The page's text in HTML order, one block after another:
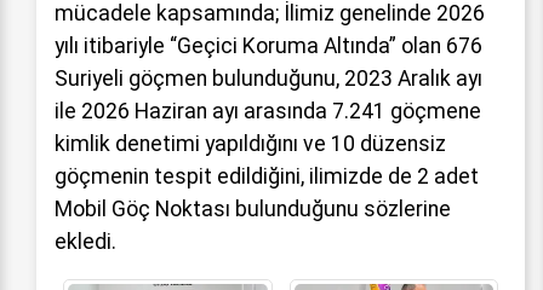
mücadele kapsamında; İlimiz genelinde 2026
yılı itibariyle “Geçici Koruma Altında” olan 676
Suriyeli göçmen bulunduğunu, 2023 Aralık ayı
ile 2026 Haziran ayı arasında 7.241 göçmene
kimlik denetimi yapıldığını ve 10 düzensiz
göçmenin tespit edildiğini, ilimizde de 2 adet
Mobil Göç Noktası bulunduğunu sözlerine
ekledi.